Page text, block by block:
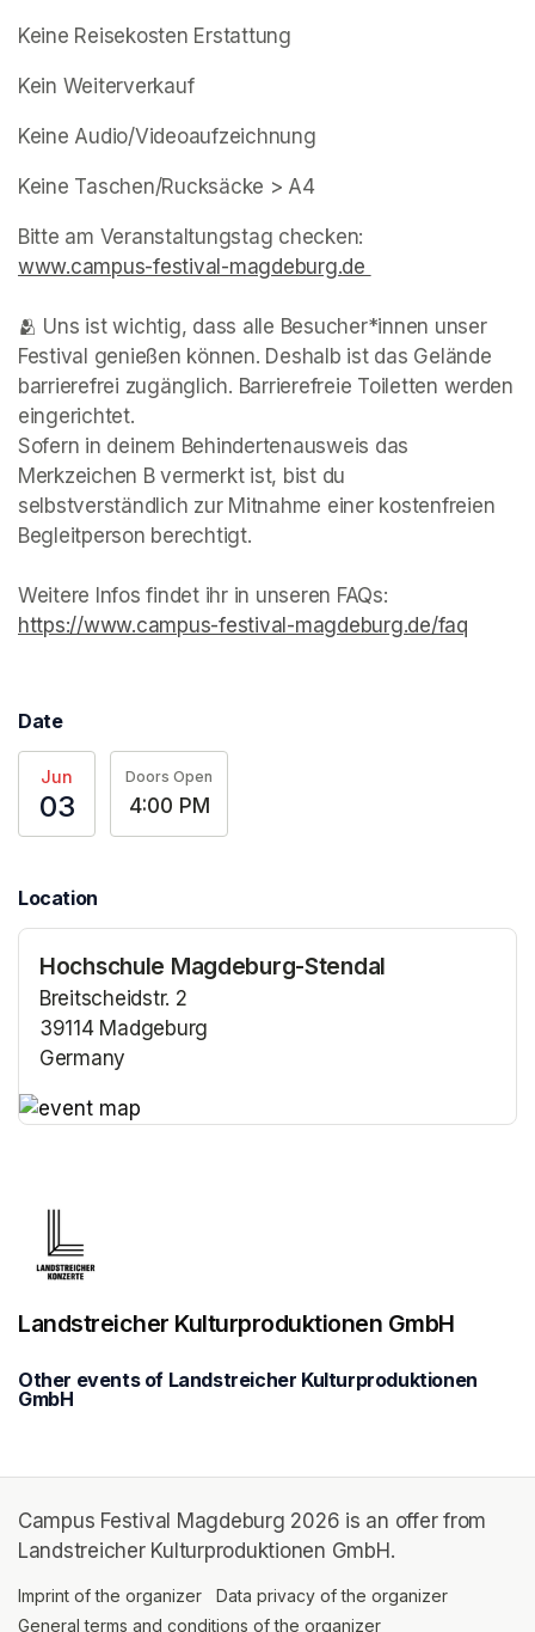
Keine Reisekosten Erstattung
Kein Weiterverkauf
Keine Audio/Videoaufzeichnung
Keine Taschen/Rucksäcke > A4
www.campus-festival-magdeburg.de
(opens in a new tab)
🫂 Uns ist wichtig, dass alle Besucher*innen unser
Festival genießen können. Deshalb ist das Gelände
barrierefrei zugänglich. Barrierefreie Toiletten werden
eingerichtet.
Sofern in deinem Behindertenausweis das
Merkzeichen B vermerkt ist, bist du
selbstverständlich zur Mitnahme einer kostenfreien
Begleitperson berechtigt.
https://www.campus-festival-magdeburg.de/faq
Date
Jun
03
Doors Open
4:00 PM
Location
Hochschule Magdeburg-Stendal
Breitscheidstr. 2
39114 Madgeburg
Germany
Landstreicher Kulturproduktionen GmbH
Other events of Landstreicher Kulturproduktionen
GmbH
Campus Festival Magdeburg 2026 is an offer from
Landstreicher Kulturproduktionen GmbH.
Imprint of the organizer (opens in a new tab)
Data privacy of the organizer
General terms and conditions of the organizer